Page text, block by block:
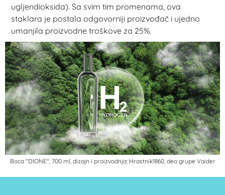
ugljendioksida). Sa svim tim promenama, ova
staklara je postala odgovorniji proizvođač i ujedno
umanjila proizvodne troškove za 25%.
Boca "DIONE", 700 ml, dizajn i proizvodnja: Hrastnik1860, deo grupe Vaider